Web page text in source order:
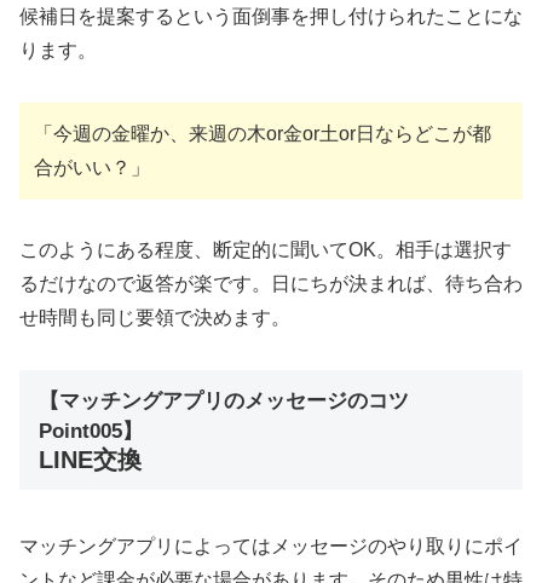
候補日を提案するという面倒事を押し付けられたことにな
ります。
「今週の金曜か、来週の木or金or土or日ならどこが都
合がいい？」
このようにある程度、断定的に聞いてOK。相手は選択す
るだけなので返答が楽です。日にちが決まれば、待ち合わ
せ時間も同じ要領で決めます。
【マッチングアプリのメッセージのコツ
Point005】
LINE交換
マッチングアプリによってはメッセージのやり取りにポイ